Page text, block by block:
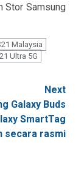
Stor Samsung
Malaysia
Ultra 5G
Next
Galaxy Buds
SmartTag
secara rasmi